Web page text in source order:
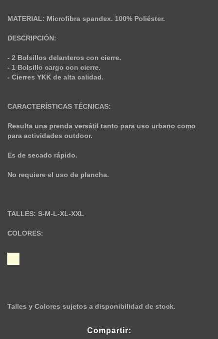
MATERIAL: Microfibra spandex. 100% Poliéster.
DESCRIPCIÓN:
- 2 Bolsillos delanteros con cierre.
- 1 Bolsillo cargo con cierre.
- Cierres YKK de alta calidad.
CARACTERÍSTICAS TÉCNICAS:
Resulta una prenda versátil tanto para uso urbano como
para actividades outdoor.
Es de secado rápido.
No requiere el uso de plancha.
TALLES: S-M-L-XL-XXL
COLORES:
Talles y Colores sujetos a disponibilidad de stock.
Compartir: